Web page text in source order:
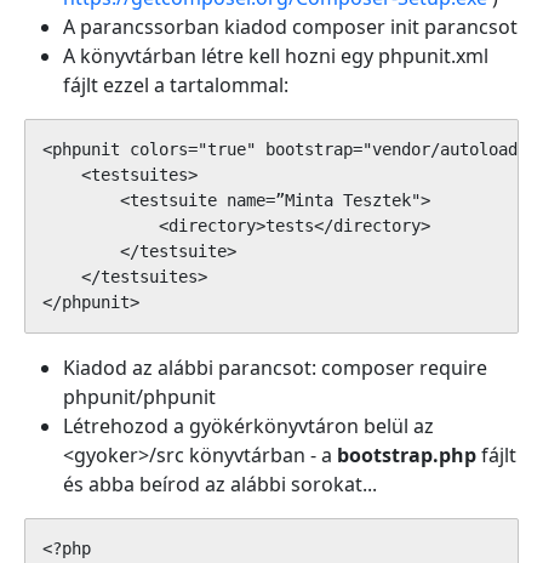
A parancssorban kiadod composer init parancsot
A könyvtárban létre kell hozni egy phpunit.xml
fájlt ezzel a tartalommal:
<phpunit colors="true" bootstrap="vendor/
    <testsuites>
        <testsuite name=”Minta Tesztek">
            <directory>tests</directory>
        </testsuite>
    </testsuites>
</phpunit>
Kiadod az alábbi parancsot: composer require
phpunit/phpunit
Létrehozod a gyökérkönyvtáron belül az
<gyoker>/src könyvtárban - a bootstrap.phpfájlt
és abba beírod az alábbi sorokat...
<?php